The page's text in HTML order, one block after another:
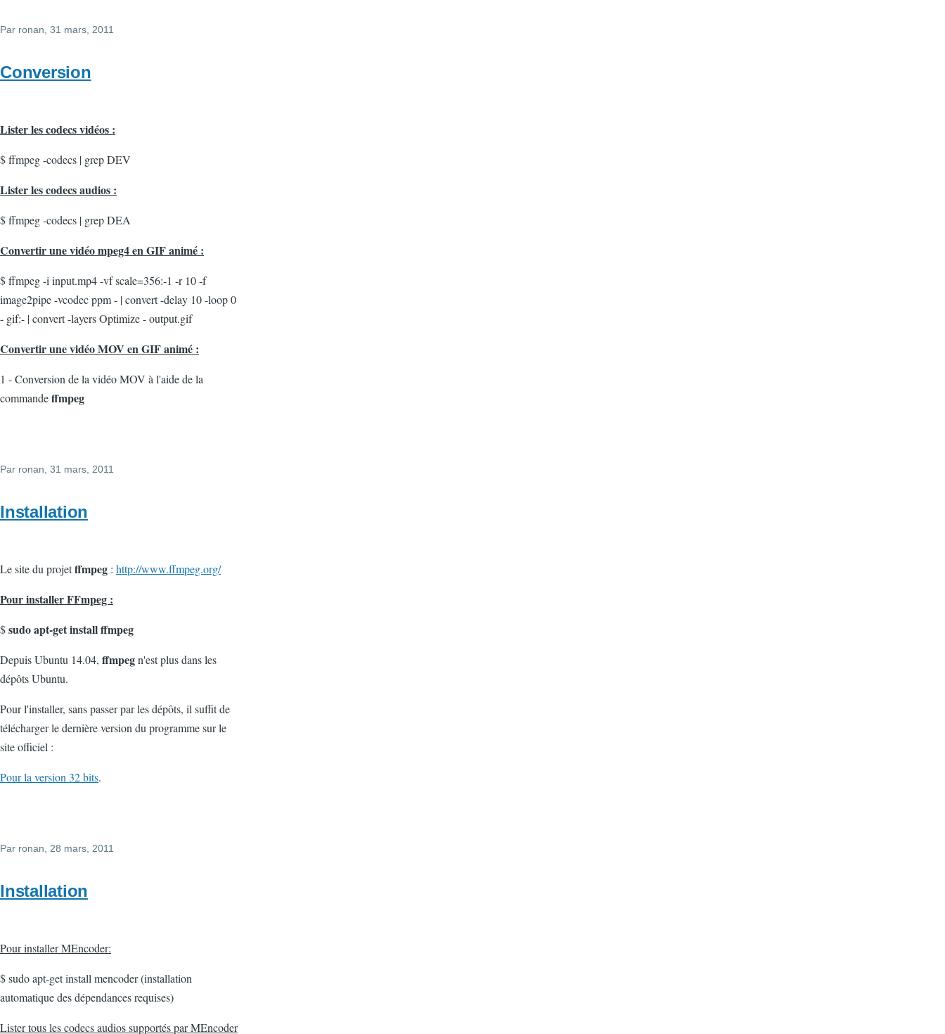
Par ronan, 31 mars, 2011
Conversion
Lister les codecs vidéos :
$ ffmpeg -codecs | grep DEV
Lister les codecs audios :
$ ffmpeg -codecs | grep DEA
Convertir une vidéo mpeg4 en GIF animé :
$ ffmpeg -i input.mp4 -vf scale=356:-1 -r 10 -f
image2pipe -vcodec ppm - | convert -delay 10 -loop 0
- gif:- | convert -layers Optimize - output.gif
Convertir une vidéo MOV en GIF animé :
1 - Conversion de la vidéo MOV à l'aide de la
commandeffmpeg
Par ronan , 31 mars, 2011
Installation
Le site du projetffmpeg : http://www.ffmpeg.org/
Pour installer FFmpeg :
$sudo apt-get install ffmpeg
Depuis Ubuntu 14.04, ffmpegn'est plus dans les
dépôts Ubuntu.
Pour l'installer, sans passer par les dépôts, il suffit de
télécharger le dernière version du programme sur le
site officiel :
Pour la version 32 bits.
Par ronan , 28 mars, 2011
Installation
Pour installer MEncoder:
$ sudo apt-get install mencoder (installation
automatique des dépendances requises)
Lister tous les codecs audios supportés par MEncoder